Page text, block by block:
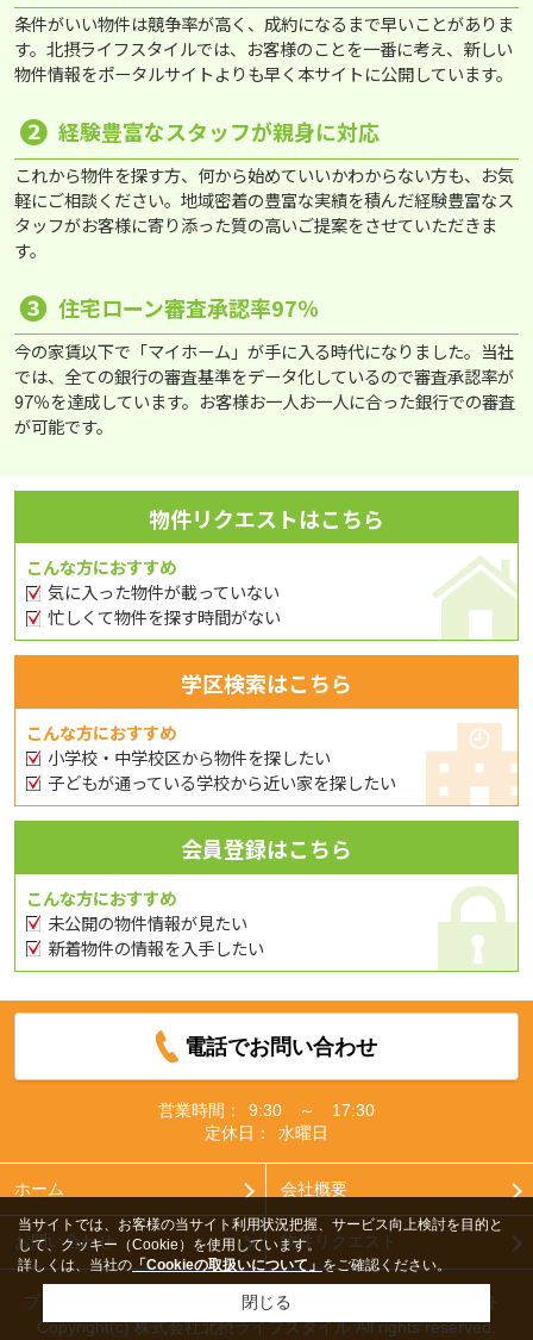
条件がいい物件は競争率が高く、成約になるまで早いことがありま
す。北摂ライフスタイルでは、お客様のことを一番に考え、新しい
物件情報をポータルサイトよりも早く本サイトに公開しています。
❷ 経験豊富なスタッフが親身に対応
これから物件を探す方、何から始めていいかわからない方も、お気
軽にご相談ください。地域密着の豊富な実績を積んだ経験豊富なス
タッフがお客様に寄り添った質の高いご提案をさせていただきま
す。
❸ 住宅ローン審査承認率97％
今の家賃以下で「マイホーム」が手に入る時代になりました。当社
では、全ての銀行の審査基準をデータ化しているので審査承認率が
97％を達成しています。お客様お一人お一人に合った銀行での審査
が可能です。
物件リクエストはこちら
こんな方におすすめ
気に入った物件が載っていない
忙しくて物件を探す時間がない
学区検索はこちら
こんな方におすすめ
小学校・中学校区から物件を探したい
子どもが通っている学校から近い家を探したい
会員登録はこちら
こんな方におすすめ
未公開の物件情報が見たい
新着物件の情報を入手したい
電話でお問い合わせ
営業時間：
9:30 ～ 17:30
定休日：
水曜日
ホーム 会社概要
お問い合わせ 物件リクエスト
プライバシーポリシー 利用規約
PCサイト
Copyright(c) 株式会社北摂ライフスタイル All rights reserved.
当サイトでは、お客様の当サイト利用状況把握、サービス向上検討を目的と
して、クッキー（Cookie）を使用しています。
詳しくは、当社の「Cookieの取扱いについて」をご確認ください。
閉じる